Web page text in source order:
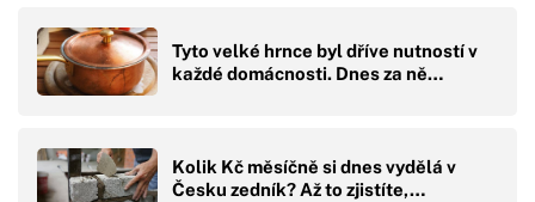
Tyto velké hrnce byl dříve nutností v
každé domácnosti. Dnes za ně…
Kolik Kč měsíčně si dnes vydělá v
Česku zedník? Až to zjistíte,…